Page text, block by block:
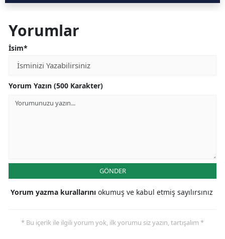
Yorumlar
İsim*
Yorum Yazın (500 Karakter)
GÖNDER
Yorum yazma kurallarını okumuş ve kabul etmiş sayılırsınız
* Bu içerik ile ilgili yorum yok, ilk yorumu siz yazın, tartışalım *